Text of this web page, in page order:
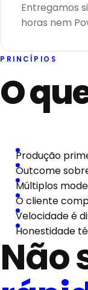
Entregamos
horas nem
PRINCÍPIOS
O
Produção
Outcome
Múltiplos
O cliente
Velocidade é
Honestidade
Não